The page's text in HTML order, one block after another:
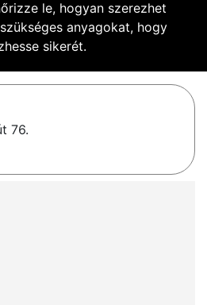
le, hogyan szerezhet
anyagokat, hogy
sikerét.
76.